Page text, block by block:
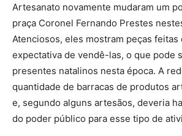
Artesanato novamente mudaram um
praça Coronel Fernando Prestes
Atenciosos, eles mostram peças feitas
expectativa de vendê-las, o que pode
presentes natalinos nesta época. A
quantidade de barracas de produtos
e, segundo alguns artesãos, deveria
do poder público para esse tipo de